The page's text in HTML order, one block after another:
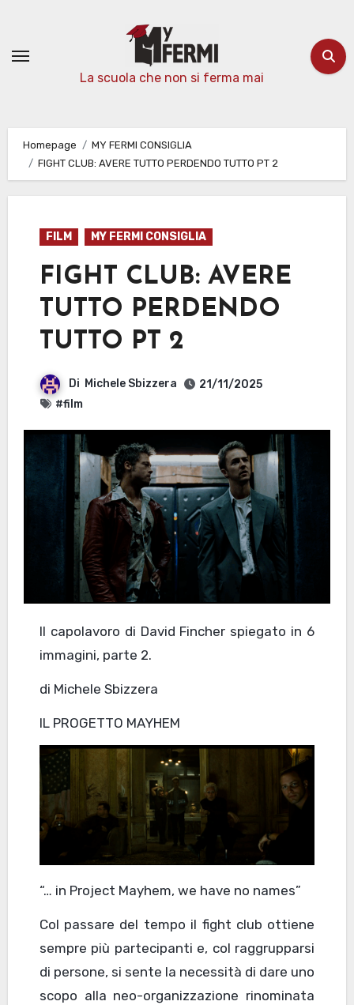
contenuto
La scuola che non si ferma mai
Homepage
MY FERMI CONSIGLIA
FIGHT CLUB: AVERE TUTTO PERDENDO TUTTO PT 2
FILM MY FERMI CONSIGLIA
FIGHT CLUB: AVERE
TUTTO PERDENDO
TUTTO PT 2
Di Michele Sbizzera
21/11/2025
#film
Il capolavoro di David Fincher spiegato in 6
immagini, parte 2.
di Michele Sbizzera
IL PROGETTO MAYHEM
“… in Project Mayhem, we have no names”
Col passare del tempo il fight club ottiene
sempre più partecipanti e, col raggrupparsi
di persone, si sente la necessità di dare uno
scopo alla neo-organizzazione rinominata